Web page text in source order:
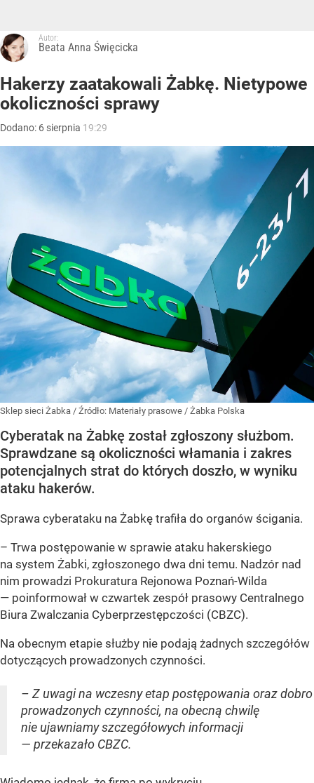
Autor:
Beata Anna Święcicka
Hakerzy zaatakowali Żabkę. Nietypowe
okoliczności sprawy
Dodano: 6 sierpnia 19:29
Sklep sieci Żabka / Źródło: Materiały prasowe / Żabka Polska
Cyberatak na Żabkę został zgłoszony służbom.
Sprawdzane są okoliczności włamania i zakres
potencjalnych strat do których doszło, w wyniku
ataku hakerów.
Sprawa cyberataku na Żabkę trafiła do organów ścigania.
– Trwa postępowanie w sprawie ataku hakerskiego
na system Żabki, zgłoszonego dwa dni temu. Nadzór nad
nim prowadzi Prokuratura Rejonowa Poznań-Wilda
— poinformował w czwartek zespół prasowy Centralnego
Biura Zwalczania Cyberprzestępczości (CBZC).
Na obecnym etapie służby nie podają żadnych szczegółów
dotyczących prowadzonych czynności.
– Z uwagi na wczesny etap postępowania oraz dobro
prowadzonych czynności, na obecną chwilę
nie ujawniamy szczegółowych informacji
— przekazało CBZC.